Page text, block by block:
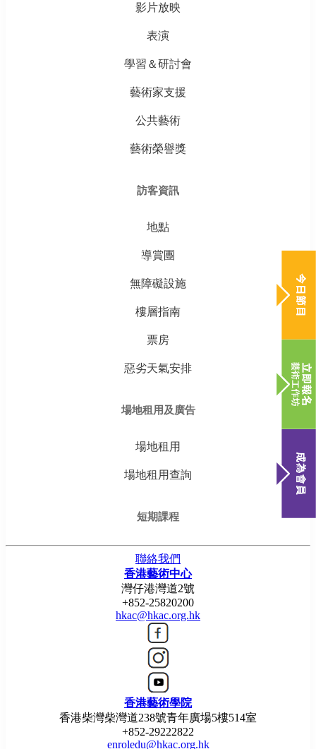
影片放映
表演
學習＆研討會
藝術家支援
公共藝術
藝術榮譽獎
訪客資訊
地點
導賞團
無障礙設施
樓層指南
票房
惡劣天氣安排
場地租用及廣告
場地租用
場地租用查詢
短期課程
聯絡我們
香港藝術中心
灣仔港灣道2號
+852-25820200
hkac@hkac.org.hk
香港藝術學院
香港柴灣柴灣道238號青年廣場5樓514室
+852-29222822
enroledu@hkac.org.hk